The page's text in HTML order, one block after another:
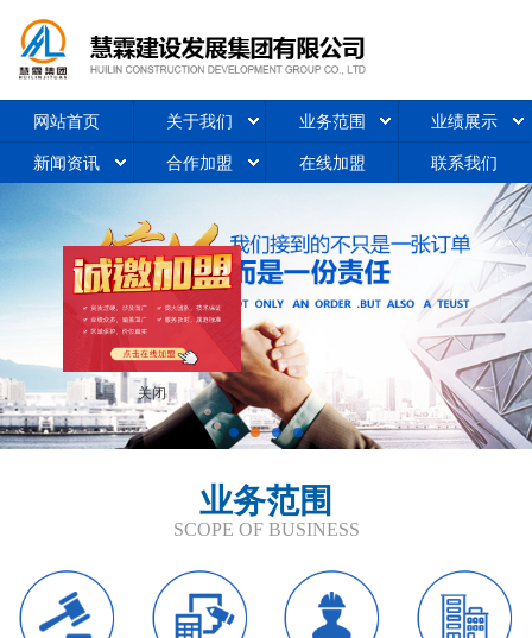
网站首页 关于我们 业务范围 业绩展示
新闻资讯 合作加盟 在线加盟 联系我们
业务范围
SCOPE OF BUSINESS
关闭